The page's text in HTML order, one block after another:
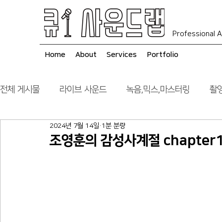
Professional
Home About Services Portfolio
전체 게시물 라이브 사운드 녹음,믹스,마스터링 촬
음향 시스템 컨설팅 시공
조영훈의 감성사계절
2024년 7월 14일 1분 분량